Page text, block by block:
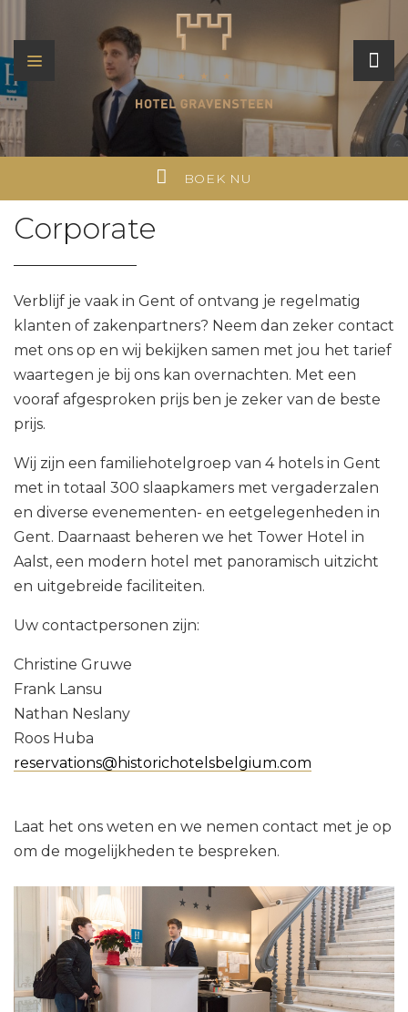
BOEK NU
Corporate
Verblijf je vaak in Gent of ontvang je regelmatig
klanten of zakenpartners? Neem dan zeker contact
met ons op en wij bekijken samen met jou het tarief
waartegen je bij ons kan overnachten. Met een
vooraf afgesproken prijs ben je zeker van de beste
prijs.
Wij zijn een familiehotelgroep van 4 hotels in Gent
met in totaal 300 slaapkamers met vergaderzalen
en diverse evenementen- en eetgelegenheden in
Gent. Daarnaast beheren we het Tower Hotel in
Aalst, een modern hotel met panoramisch uitzicht
en uitgebreide faciliteiten.
Uw contactpersonen zijn:
Christine Gruwe
Frank Lansu
Nathan Neslany
Roos Huba
reservations@historichotelsbelgium.com
Laat het ons weten en we nemen contact met je op
om de mogelijkheden te bespreken.